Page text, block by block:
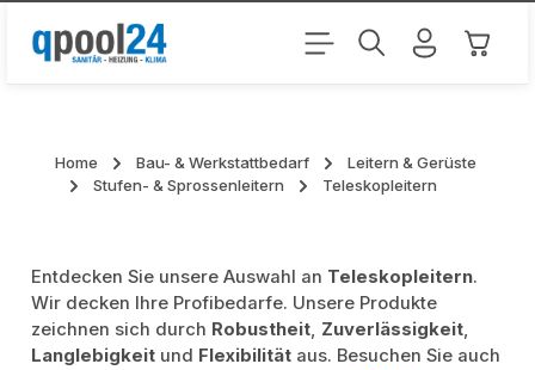
Zum Hauptinhalt springen
Home Bau- & Werkstattbedarf
Leitern & Gerüste
Stufen- & Sprossenleitern
Teleskopleitern
Entdecken Sie unsere Auswahl an Teleskopleitern.
Wir decken Ihre Profibedarfe. Unsere Produkte
zeichnen sich durch Robustheit, Zuverlässigkeit,
Langlebigkeit und Flexibilität aus. Besuchen Sie auch